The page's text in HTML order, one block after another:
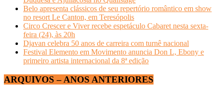
Belo apresenta clássicos de seu repertório romântico em show
no resort Le Canton, em Teresópolis
Circo Crescer e Viver recebe espetáculo Cabaret nesta sexta-
feira (24), às 20h
Djavan celebra 50 anos de carreira com turnê nacional
Festival Elemento em Movimento anuncia Don L, Ebony e
primeiro artista internacional da 8ª edição
ARQUIVOS – ANOS ANTERIORES